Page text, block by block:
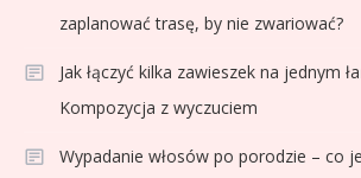
zaplanować trasę, by nie zwariować?
Jak łączyć kilka zawieszek na jednym
Kompozycja z wyczuciem
Wypadanie włosów po porodzie – co